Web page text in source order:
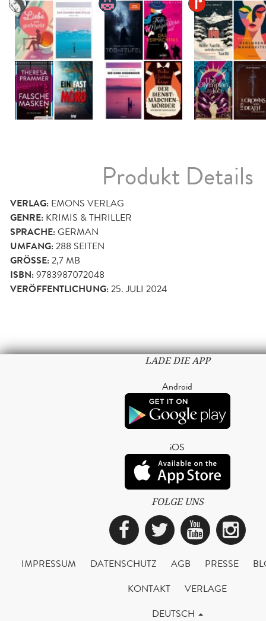
Produkt Details
VERLAG: EMONS VERLAG
GENRE: KRIMIS & THRILLER
SPRACHE:GERMAN
UMFANG:288 SEITEN
GRÖSSE: 2,7 MB
ISBN:9783987072048
VERÖFFENTLICHUNG:25. JULI 2024
LADE DIE APP
Android
iOS
FOLGE UNS
Facebook
Twitter
IMPRESSUM DATENSCHUTZ AGB PRESSE
KONTAKT
VERLAGE
DEUTSCH